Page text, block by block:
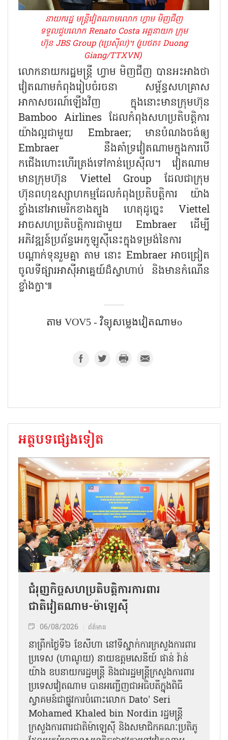
នាយករដ្ឋ មន្ត្រីវៀតណាមលោក ហ្វាម មិញជីញ
ទទួលជួបលោក Renato Costa អគ្គនាយក ក្រុម
ហ៊ុន JBS Group (ប្រេស៊ីល)។ (រូបថត៖ Duong
Giang/TTXVN)
លោកនាយករដ្ឋមន្ត្រី ហ្វាម មិញជីញ បានអះអាងថា
វៀតណាមកំពុងរៀបចំរចនា សម្ព័ន្ធសហគ្រាស
អាកាសចរណ៍ឡើងវិញ ក្នុងនោះមានក្រុមហ៊ុន
Bamboo Airlines ដែលកំពុងសហប្រតិបត្តិការ
យ៉ាងល្អជាមួយ Embraer; មានបំណងចង់ឲ្យ
Embraer នឹងគាំទ្រវៀតណាមក្នុងការបើ
កជើងហោះហើរត្រង់ទៅកាន់ប្រេស៊ីល។ វៀតណាម
មានក្រុមហ៊ុន Viettel Group ដែលជាក្រុម
ហ៊ុនពហុឧស្សាហកម្មដែលកំពុងប្រតិបត្តិការ យ៉ាង
ខ្លាំងនៅអាមេរិកខាងត្បូង ហេតុដូច្នេះ Viettel
អាចសហប្រតិបត្តិការជាមួយ Embraer ដើម្បី
អភិវឌ្ឍន៍ប្រព័ន្ធអេកូឡូស៊ីនេះក្នុងទម្រង់នៃការ
បណ្តាក់ទុនរួមគ្នា តាម នោះ Embraer អាចជ្រៀត
ចូលទីផ្សារអាស៊ីអាគ្នេយ៍ដ៏ស្វាហាប់ និងមានកំណើន
ខ្លាំងក្លា៕
តាម​ VOV5 - វិទ្យុសម្លេងវៀតណាមo
អត្ថបទផ្សេងទៀត
ជំរុញកិច្ចសហប្រតិបត្តិការការពារ
ជាតិវៀតណាម-ម៉ាឡេស៊ី
06/08/2026 ព័ត៌មាន
នា​ព្រឹកថ្ងៃទី៦ ខែសីហា នៅទីស្នាក់ការក្រសួងការពារ
ប្រទេស (ហាណូយ) នាយឧត្តមសេនីយ៍ ផាន់ វ៉ាន់
យ៉ាង ឧបនាយករដ្ឋមន្ត្រី និងជារដ្ឋមន្ត្រីក្រសួងការពារ
ប្រទេសវៀតណាម បានអញ្ជើញជាអធិបតីក្នុងពិធី
ស្វាគមន៍ជាផ្លូវការ​ចំពោះលោក Dato' Seri
Mohamed Khaled bin Nordin រដ្ឋមន្ត្រី
ក្រសួងការពារជាតិម៉ាឡេស៊ី និងសមាជិកគណៈប្រតិភូ